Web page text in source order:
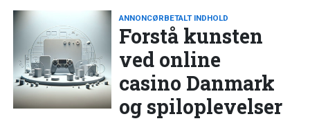
ANNONCØRBETALT INDHOLD
Forstå kunsten
ved online
casino Danmark
og spiloplevelser